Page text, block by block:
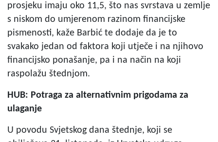
prosjeku imaju oko 11,5, što nas svrstava u zemlje
s niskom do umjerenom razinom financijske
pismenosti, kaže Barbić te dodaje da je to
svakako jedan od faktora koji utječe i na njihovo
financijsko ponašanje, pa i na način na koji
raspolažu štednjom.
HUB: Potraga za alternativnim prigodama za
ulaganje
U povodu Svjetskog dana štednje, koji se